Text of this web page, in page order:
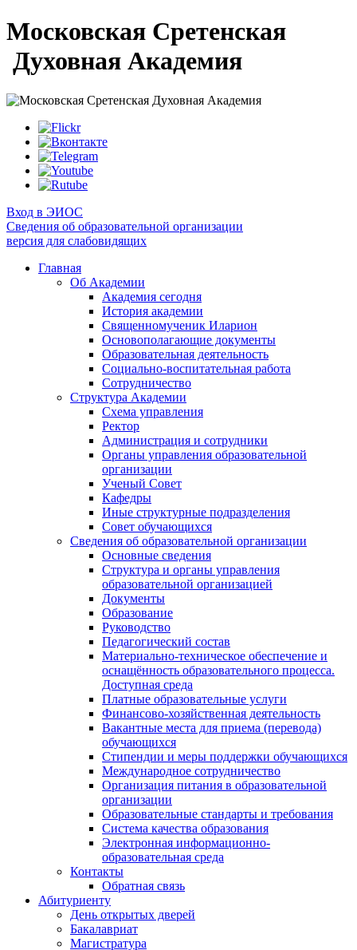
Московская Сретенская
Духовная Академия
Вход в ЭИОС
Сведения об образовательной организации
версия для слабовидящих
Главная
Об Академии
Академия сегодня
История академии
Священномученик Иларион
Основополагающие документы
Образовательная деятельность
Социально-воспитательная работа
Сотрудничество
Структура Академии
Схема управления
Ректор
Администрация и сотрудники
Органы управления образовательной
организации
Ученый Совет
Кафедры
Иные структурные подразделения
Совет обучающихся
Сведения об образовательной организации
Основные сведения
Структура и органы управления
образовательной организацией
Документы
Образование
Руководство
Педагогический состав
Материально-техническое обеспечение и
оснащённость образовательного процесса.
Доступная среда
Платные образовательные услуги
Финансово-хозяйственная деятельность
Вакантные места для приема (перевода)
обучающихся
Стипендии и меры поддержки обучающихся
Международное сотрудничество
Организация питания в образовательной
организации
Образовательные стандарты и требования
Система качества образования
Электронная информационно-
образовательная среда
Контакты
Обратная связь
Абитуриенту
День открытых дверей
Бакалавриат
Магистратура